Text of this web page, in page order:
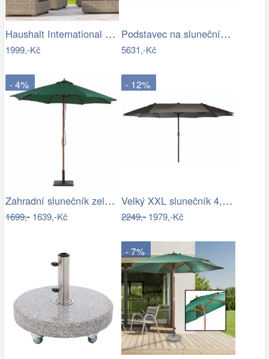
Haushalt International Dřevěný…
1999,-Kč
Podstavec na slunečník 50kg-GD
5631,-Kč
- 4%
Zahradní slunečník zelený kruhový…
1699,-1639,-Kč
- 12%
Velký XXL slunečník 4,5 m - antracit,…
2249,-1979,-Kč
- 7%